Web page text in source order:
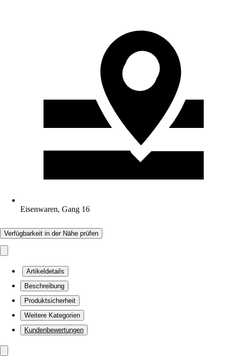
Eisenwaren, Gang 16
Verfügbarkeit in der Nähe prüfen
Artikeldetails
Beschreibung
Produktsicherheit
Weitere Kategorien
Kundenbewertungen